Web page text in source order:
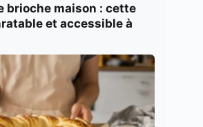
brioche maison : cette
et accessible à